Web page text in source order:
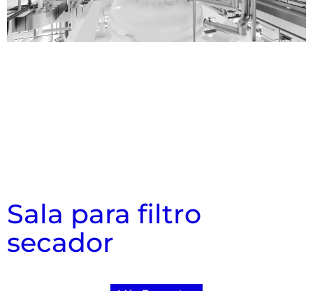
Sala para filtro
secador